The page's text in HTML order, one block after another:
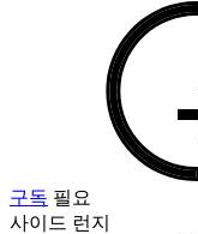
구독 필요
사이드 런지